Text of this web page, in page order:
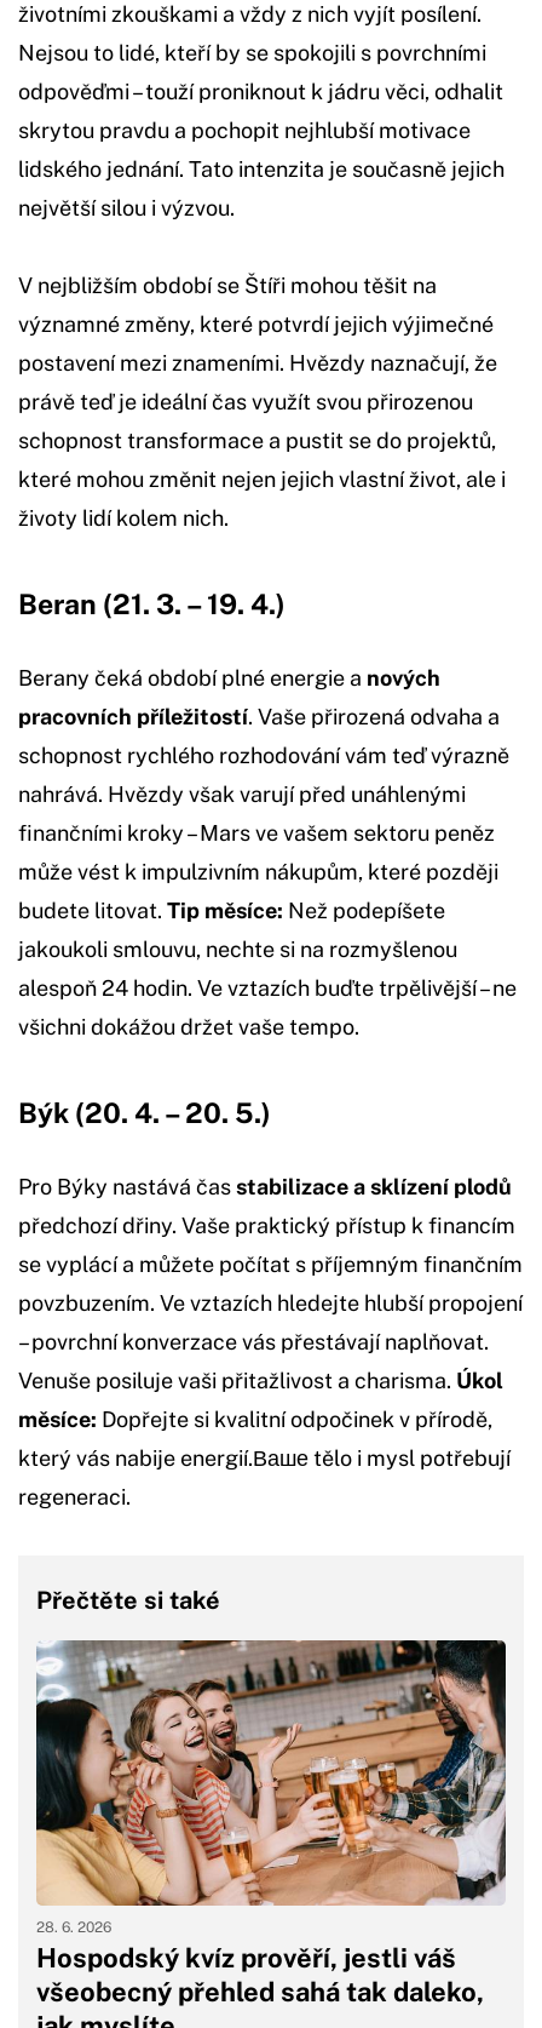
životními zkouškami a vždy z nich vyjít posílení.
Nejsou to lidé, kteří by se spokojili s povrchními
odpověďmi – touží proniknout k jádru věci, odhalit
skrytou pravdu a pochopit nejhlubší motivace
lidského jednání. Tato intenzita je současně jejich
největší silou i výzvou.
V nejbližším období se Štíři mohou těšit na
významné změny, které potvrdí jejich výjimečné
postavení mezi znameními. Hvězdy naznačují, že
právě teď je ideální čas využít svou přirozenou
schopnost transformace a pustit se do projektů,
které mohou změnit nejen jejich vlastní život, ale i
životy lidí kolem nich.
Beran (21. 3. – 19. 4.)
Berany čeká období plné energie a nových
pracovních příležitostí. Vaše přirozená odvaha a
schopnost rychlého rozhodování vám teď výrazně
nahrává. Hvězdy však varují před unáhlenými
finančními kroky – Mars ve vašem sektoru peněz
může vést k impulzivním nákupům, které později
budete litovat. Tip měsíce: Než podepíšete
jakoukoli smlouvu, nechte si na rozmyšlenou
alespoň 24 hodin. Ve vztazích buďte trpělivější – ne
všichni dokážou držet vaše tempo.
Býk (20. 4. – 20. 5.)
Pro Býky nastává časstabilizace a sklízení plodů
předchozí dřiny. Vaše praktický přístup k financím
se vyplácí a můžete počítat s příjemným finančním
povzbuzením. Ve vztazích hledejte hlubší propojení
– povrchní konverzace vás přestávají naplňovat.
Venuše posiluje vaši přitažlivost a charisma. Úkol
měsíce: Dopřejte si kvalitní odpočinek v přírodě,
který vás nabije energií.Ваше tělo i mysl potřebují
regeneraci.
Přečtěte si také
Hospodský kvíz prověří, jestli váš
všeobecný přehled sahá tak daleko,
28. 6. 2026